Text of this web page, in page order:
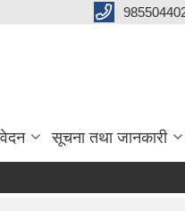
सूचना तथा जानकारी